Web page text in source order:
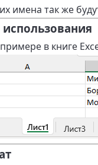
имена так же
в книге